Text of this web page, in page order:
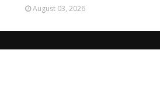
August 03, 2026